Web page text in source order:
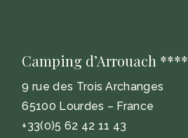
Camping d’Arrouach ****
9 rue des Trois Archanges
65100 Lourdes – France
+33(0)5 62 42 11 43